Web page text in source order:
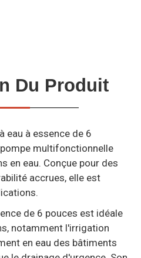
Du Produit
eau à essence de 6
multifonctionnelle
en eau. Conçue pour des
accrues, elle est
de 6 pouces est idéale
notamment l'irrigation
en eau des bâtiments